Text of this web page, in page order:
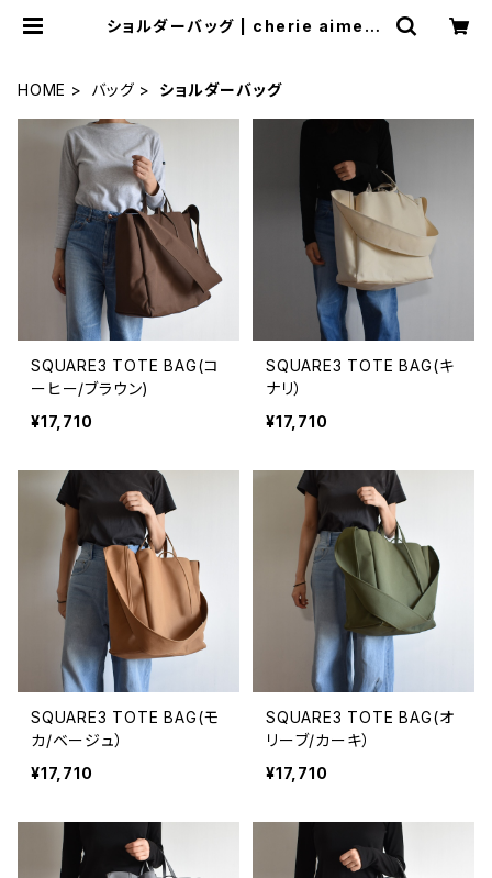
ショルダーバッグ | cherie aimer t
HOME
バッグ ショルダーバッグ
SQUARE3 TOTE BAG(コ
ーヒー/ブラウン)
¥17,710
SQUARE3 TOTE BAG(キ
ナリ）
¥17,710
SQUARE3 TOTE BAG(モ
カ/ベージュ）
¥17,710
SQUARE3 TOTE BAG(オ
リーブ/カーキ）
¥17,710